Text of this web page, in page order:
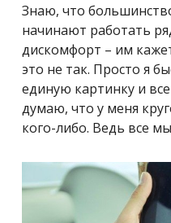
Знаю, что
начинают работать
дискомфорт – им
это не так. Просто я
единую картинку и
думаю, что у меня
кого-либо. Ведь все